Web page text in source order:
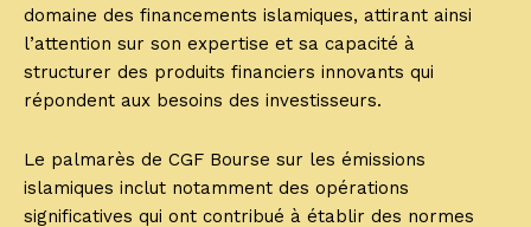
domaine des financements islamiques, attirant ainsi
l’attention sur son expertise et sa capacité à
structurer des produits financiers innovants qui
répondent aux besoins des investisseurs.
Le palmarès de CGF Bourse sur les émissions
islamiques inclut notamment des opérations
significatives qui ont contribué à établir des normes